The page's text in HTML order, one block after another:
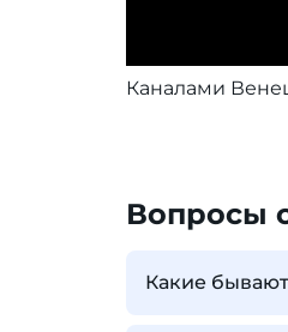
Каналами
Вопросы
Какие